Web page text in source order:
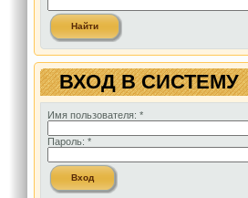
ВХОД В СИСТЕМУ
Имя пользователя: *
Пароль: *